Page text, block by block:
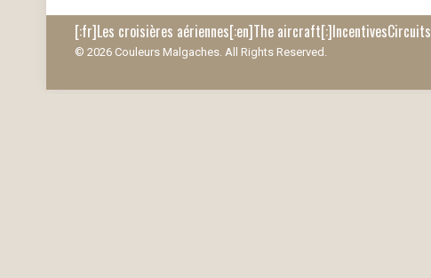
[:fr]Les croisières aériennes[:en]The aircraft[:]IncentivesCircuits
© 2026 Couleurs Malgaches. All Rights Reserved.